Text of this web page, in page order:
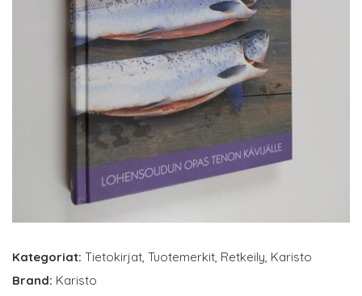
Kategoriat: Tietokirjat, Tuotemerkit, Retkeily, Karisto
Brand: Karisto